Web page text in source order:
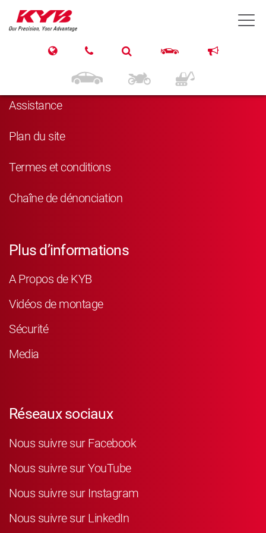
Navigation
Assistance
Plan du site
Termes et conditions
Chaîne de dénonciation
Plus d’informations
A Propos de KYB
Vidéos de montage
Sécurité
Media
Réseaux sociaux
Nous suivre sur Facebook
Nous suivre sur YouTube
Nous suivre sur Instagram
Nous suivre sur LinkedIn